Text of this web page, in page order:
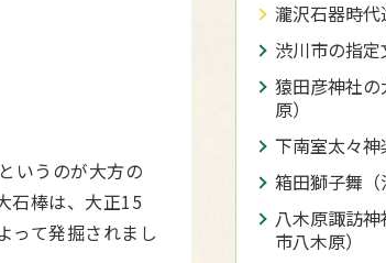
いうのが大方の
石棒は、大正15
って発掘されまし
瀧沢石器時代
渋川市の指定
猿田彦神社
原）
下南室太々神
箱田獅子舞（
八木原諏訪
市八木原）